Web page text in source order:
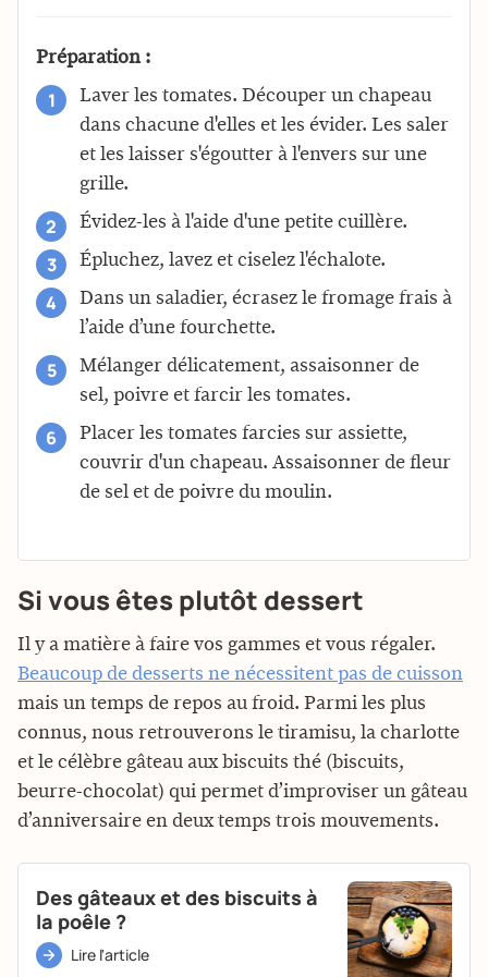
Préparation :
Laver les tomates. Découper un chapeau
dans chacune d'elles et les évider. Les saler
et les laisser s'égoutter à l'envers sur une
grille.
Évidez-les à l'aide d'une petite cuillère.
Épluchez, lavez et ciselez l'échalote.
Dans un saladier, écrasez le fromage frais à
l’aide d’une fourchette.
Mélanger délicatement, assaisonner de
sel, poivre et farcir les tomates.
Placer les tomates farcies sur assiette,
couvrir d'un chapeau. Assaisonner de fleur
de sel et de poivre du moulin.
Si vous êtes plutôt dessert
Il y a matière à faire vos gammes et vous régaler.
Beaucoup de desserts ne nécessitent pas de cuisson
mais un temps de repos au froid. Parmi les plus
connus, nous retrouverons le tiramisu, la charlotte
et le célèbre gâteau aux biscuits thé (biscuits,
beurre-chocolat) qui permet d’improviser un gâteau
d’anniversaire en deux temps trois mouvements.
Des gâteaux et des biscuits à
la poêle ?
Lire l'article